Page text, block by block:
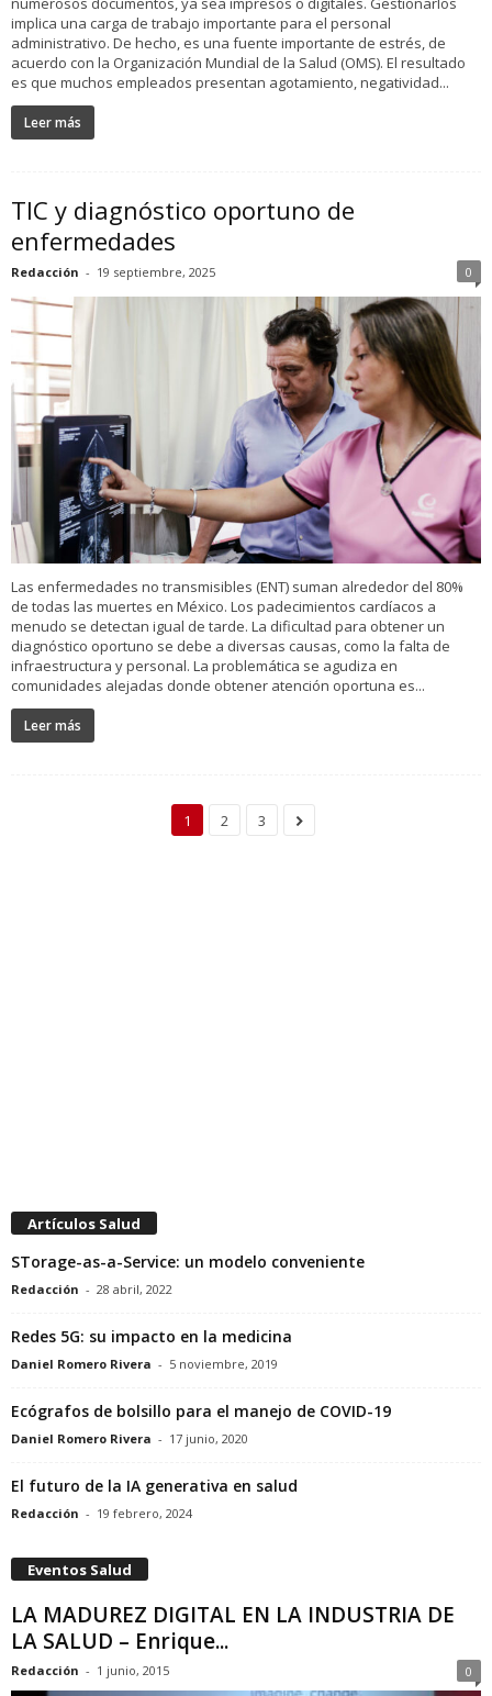
implica una carga de trabajo importante para el personal
administrativo. De hecho, es una fuente importante de estrés, de
acuerdo con la Organización Mundial de la Salud (OMS). El resultado
es que muchos empleados presentan agotamiento, negatividad...
Leer más
TIC y diagnóstico oportuno de
enfermedades
Redacción - 19 septiembre, 2025 0
Las enfermedades no transmisibles (ENT) suman alrededor del 80%
de todas las muertes en México. Los padecimientos cardíacos a
menudo se detectan igual de tarde. La dificultad para obtener un
diagnóstico oportuno se debe a diversas causas, como la falta de
infraestructura y personal. La problemática se agudiza en
comunidades alejadas donde obtener atención oportuna es...
Leer más
1 2 3
Artículos Salud
STorage-as-a-Service: un modelo conveniente
Redacción - 28 abril, 2022
Redes 5G: su impacto en la medicina
Daniel Romero Rivera - 5 noviembre, 2019
Ecógrafos de bolsillo para el manejo de COVID-19
Daniel Romero Rivera - 17 junio, 2020
El futuro de la IA generativa en salud
Redacción - 19 febrero, 2024
Eventos Salud
LA MADUREZ DIGITAL EN LA INDUSTRIA DE
LA SALUD – Enrique...
Redacción - 1 junio, 2015 0